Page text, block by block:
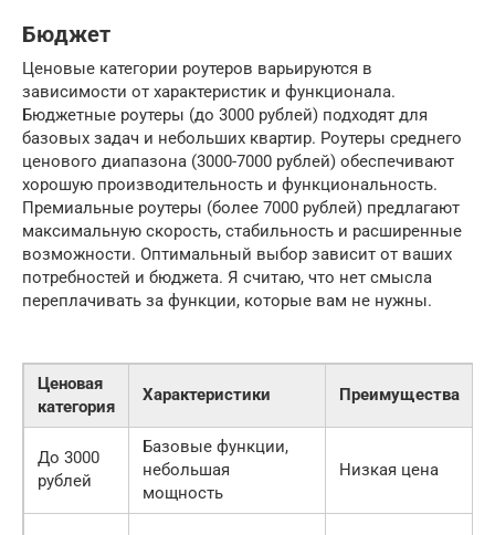
Бюджет
Ценовые категории роутеров варьируются в
зависимости от характеристик и функционала.
Бюджетные роутеры (до 3000 рублей) подходят для
базовых задач и небольших квартир. Роутеры среднего
ценового диапазона (3000-7000 рублей) обеспечивают
хорошую производительность и функциональность.
Премиальные роутеры (более 7000 рублей) предлагают
максимальную скорость, стабильность и расширенные
возможности. Оптимальный выбор зависит от ваших
потребностей и бюджета. Я считаю, что нет смысла
переплачивать за функции, которые вам не нужны.
Ценовая
категория
Характеристики Преимущества
До 3000
рублей
Базовые функции,
небольшая
мощность
Низкая цена